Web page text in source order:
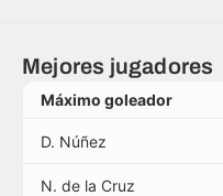
Mejores jugadores
Máximo goleador
D. Núñez
N. de la Cruz